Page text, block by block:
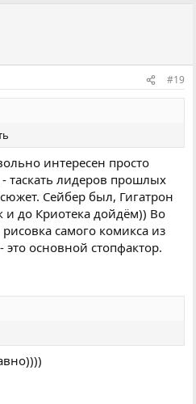
#19
интересен просто
таскать лидеров прошлых
Сейбер был, Гигатрон
и до Криотека дойдём)) Во
самого комикса из
основной стопфактор.